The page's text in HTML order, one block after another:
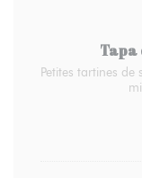
Tapa
Petites tartines